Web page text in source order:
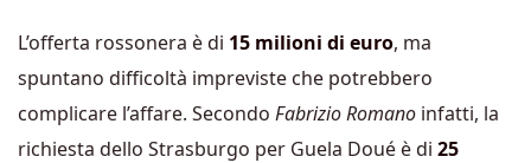
L’offerta rossonera è di 15 milioni di euro, ma
spuntano difficoltà impreviste che potrebbero
complicare l’affare. Secondo Fabrizio Romano infatti, la
richiesta dello Strasburgo per Guela Doué è di 25